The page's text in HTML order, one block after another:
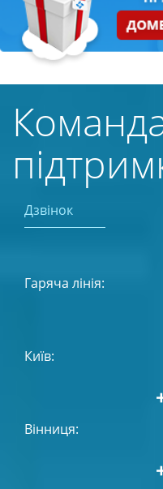
Дзвінок
Гаряча лінія:
Київ:
Вінниця: